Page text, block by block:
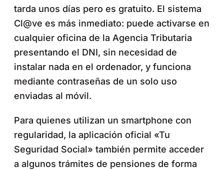
tarda unos días pero es gratuito. El sistema
Cl@ve es más inmediato: puede activarse en
cualquier oficina de la Agencia Tributaria
presentando el DNI, sin necesidad de
instalar nada en el ordenador, y funciona
mediante contraseñas de un solo uso
enviadas al móvil.
Para quienes utilizan un smartphone con
regularidad, la aplicación oficial «Tu
Seguridad Social» también permite acceder
a algunos trámites de pensiones de forma